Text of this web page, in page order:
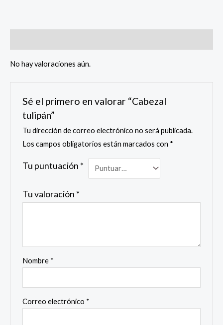
No hay valoraciones aún.
Sé el primero en valorar “Cabezal
tulipán”
Tu dirección de correo electrónico no será publicada.
Los campos obligatorios están marcados con *
Tu puntuación *
Tu valoración *
Nombre *
Correo electrónico *